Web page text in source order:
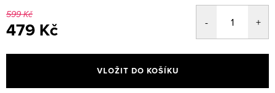
599 Kč
479 Kč
cena:
VLOŽIT DO KOŠÍKU